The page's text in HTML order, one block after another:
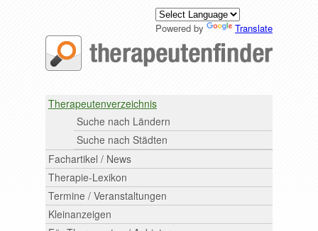
Powered by Translate
Therapeutenverzeichnis
Suche nach Ländern
Suche nach Städten
Fachartikel / News
Therapie-Lexikon
Termine / Veranstaltungen
Kleinanzeigen